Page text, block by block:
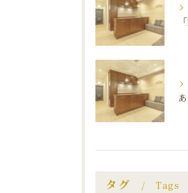
タグ Tags